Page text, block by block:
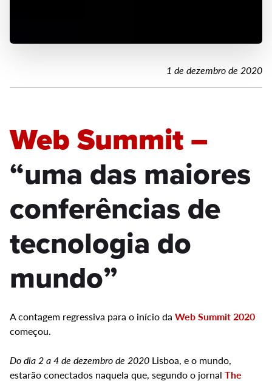
1 de dezembro de 2020
Web Summit –
“uma das maiores
conferências de
tecnologia do
mundo”
A contagem regressiva para o início da Web Summit 2020
começou.
Do dia 2 a 4 de dezembro de 2020 Lisboa, e o mundo,
estarão conectados naquela que, segundo o jornal The